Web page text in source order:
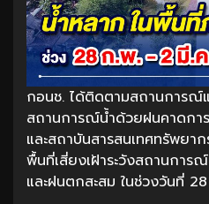
กอนช. ได้ติดตามสถานการณ์แ
สถานการณ์น้ำด้วยฝนคาดก
และสถาบันสารสนเทศทรัพยา
พื้นที่เสี่ยงเฝ้าระวังสถานกา
และฝนตกสะสม ในช่วงวันที่